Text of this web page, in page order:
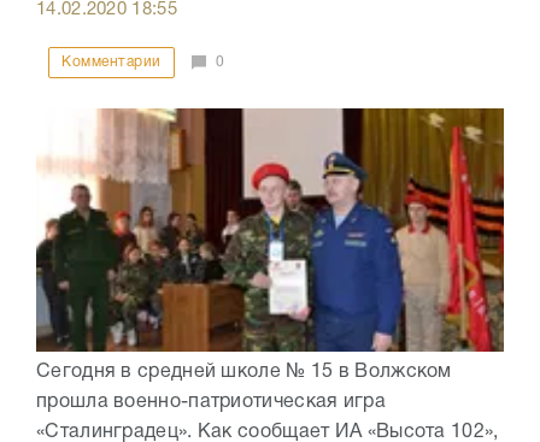
14.02.2020 18:55
Комментарии 0
Сегодня в средней школе № 15 в Волжском
прошла военно-патриотическая игра
«Сталинградец». Как сообщает ИА «Высота 102»,